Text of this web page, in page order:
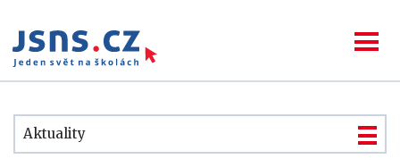
Aktuality